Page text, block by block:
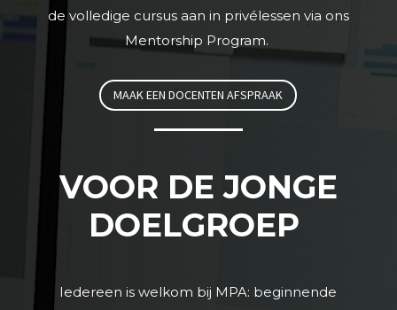
de volledige cursus aan in privélessen via ons
Mentorship Program.
MAAK EEN DOCENTEN AFSPRAAK
VOOR DE JONGE
DOELGROEP
Iedereen is welkom bij MPA: beginnende